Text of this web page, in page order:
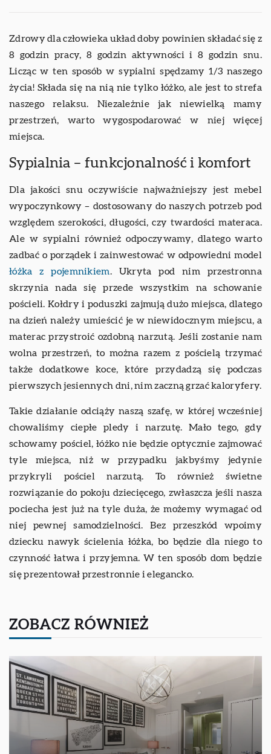
Zdrowy dla człowieka układ doby powinien składać się z
8 godzin pracy, 8 godzin aktywności i 8 godzin snu.
Licząc w ten sposób w sypialni spędzamy 1/3 naszego
życia! Składa się na nią nie tylko łóżko, ale jest to strefa
naszego relaksu. Niezależnie jak niewielką mamy
przestrzeń, warto wygospodarować w niej więcej
miejsca.
Sypialnia – funkcjonalność i komfort
Dla jakości snu oczywiście najważniejszy jest mebel
wypoczynkowy – dostosowany do naszych potrzeb pod
względem szerokości, długości, czy twardości materaca.
Ale w sypialni również odpoczywamy, dlatego warto
zadbać o porządek i zainwestować w odpowiedni model
łóżka z pojemnikiem. Ukryta pod nim przestronna
skrzynia nada się przede wszystkim na schowanie
pościeli. Kołdry i poduszki zajmują dużo miejsca, dlatego
na dzień należy umieścić je w niewidocznym miejscu, a
materac przystroić ozdobną narzutą. Jeśli zostanie nam
wolna przestrzeń, to można razem z pościelą trzymać
także dodatkowe koce, które przydadzą się podczas
pierwszych jesiennych dni, nim zaczną grzać kaloryfery.
Takie działanie odciąży naszą szafę, w której wcześniej
chowaliśmy ciepłe pledy i narzutę. Mało tego, gdy
schowamy pościel, łóżko nie będzie optycznie zajmować
tyle miejsca, niż w przypadku jakbyśmy jedynie
przykryli pościel narzutą. To również świetne
rozwiązanie do pokoju dziecięcego, zwłaszcza jeśli nasza
pociecha jest już na tyle duża, że możemy wymagać od
niej pewnej samodzielności. Bez przeszkód wpoimy
dziecku nawyk ścielenia łóżka, bo będzie dla niego to
czynność łatwa i przyjemna. W ten sposób dom będzie
się prezentował przestronnie i elegancko.
ZOBACZ RÓWNIEŻ